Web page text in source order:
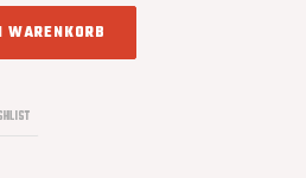
WARENKORB